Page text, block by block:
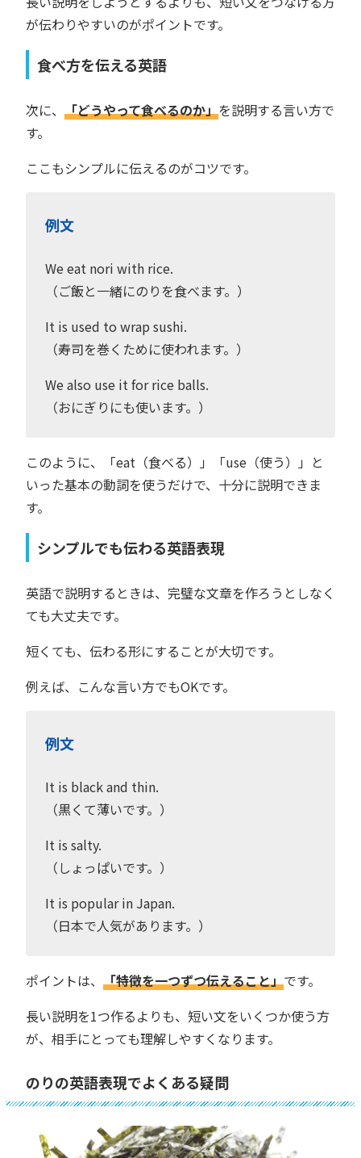
が伝わりやすいのがポイントです。
食べ方を伝える英語
次に、 「どうやって食べるのか」を説明する言い方で
す。
ここもシンプルに伝えるのがコツです。
例文
We eat nori with rice.
（ご飯と一緒にのりを食べます。）
It is used to wrap sushi.
（寿司を巻くために使われます。）
We also use it for rice balls.
（おにぎりにも使います。）
このように、「eat（食べる）」「use（使う）」と
いった基本の動詞を使うだけで、十分に説明できま
す。
シンプルでも伝わる英語表現
英語で説明するときは、完璧な文章を作ろうとしなく
ても大丈夫です。
短くても、伝わる形にすることが大切です。
例えば、こんな言い方でもOKです。
例文
It is black and thin.
（黒くて薄いです。）
It is salty.
（しょっぱいです。）
It is popular in Japan.
（日本で人気があります。）
ポイントは、 「特徴を一つずつ伝えること」です。
長い説明を1つ作るよりも、短い文をいくつか使う方
が、相手にとっても理解しやすくなります。
のりの英語表現でよくある疑問